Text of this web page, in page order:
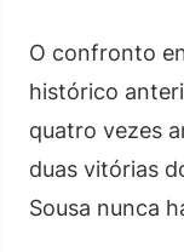
O confronto
histórico
quatro vezes
duas vitórias
Sousa nunca